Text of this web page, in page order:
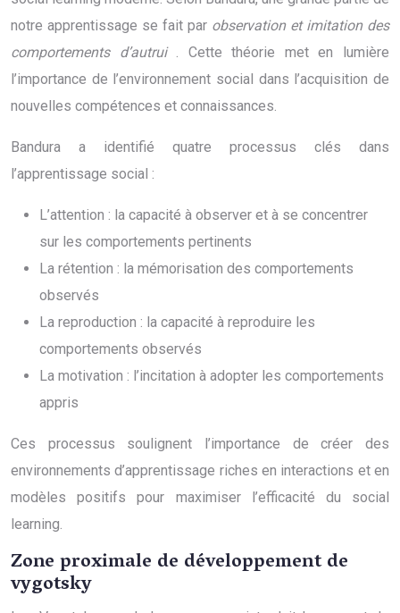
notre apprentissage se fait par observation et imitation des
comportements d’autrui . Cette théorie met en lumière
l’importance de l’environnement social dans l’acquisition de
nouvelles compétences et connaissances.
Bandura a identifié quatre processus clés dans
l’apprentissage social :
L’attention : la capacité à observer et à se concentrer
sur les comportements pertinents
La rétention : la mémorisation des comportements
observés
La reproduction : la capacité à reproduire les
comportements observés
La motivation : l’incitation à adopter les comportements
appris
Ces processus soulignent l’importance de créer des
environnements d’apprentissage riches en interactions et en
modèles positifs pour maximiser l’efficacité du social
learning.
Zone proximale de développement de
vygotsky